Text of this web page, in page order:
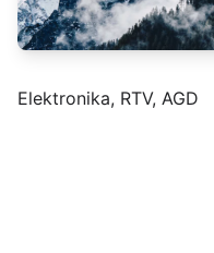
Elektronika, RTV, AGD